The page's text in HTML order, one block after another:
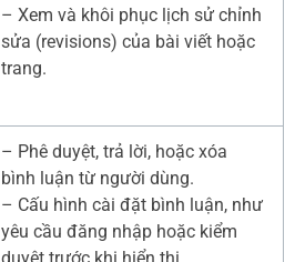
– Xem và khôi phục lịch sử chỉnh
sửa (revisions) của bài viết hoặc
trang.
– Phê duyệt, trả lời, hoặc xóa
bình luận từ người dùng.
– Cấu hình cài đặt bình luận, như
yêu cầu đăng nhập hoặc kiểm